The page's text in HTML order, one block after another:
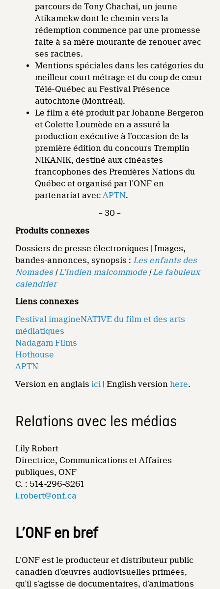
parcours de Tony Chachai, un jeune
Atikamekw dont le chemin vers la
rédemption commence par une promesse
faite à sa mère mourante de renouer avec
ses racines.
Mentions spéciales dans les catégories du
meilleur court métrage et du coup de cœur
Télé-Québec au Festival Présence
autochtone (Montréal).
Le film a été produit par Johanne Bergeron
et Colette Loumède en a assuré la
production exécutive à l’occasion de la
première édition du concours Tremplin
NIKANIK, destiné aux cinéastes
francophones des Premières Nations du
Québec et organisé par l’ONF en
partenariat avecAPTN.
– 30 –
Produits connexes
Dossiers de presse électroniques | Images,
bandes-annonces, synopsis : Les enfants des
Nomades|L’Indien malcommode |Le fabuleux
calendrier
Liens connexes
Festival imagineNATIVE du film et des arts
médiatiques
Nadagam Films
Hothouse
APTN
Version en anglais ici | English versionhere.
Relations avec les médias
Lily Robert
Directrice, Communications et Affaires
publiques, ONF
C. : 514-296-8261
l.robert@onf.ca
L’ONF en bref
L’ONF est le producteur et distributeur public
canadien d’œuvres audiovisuelles primées,
qu’il s’agisse de documentaires, d’animations